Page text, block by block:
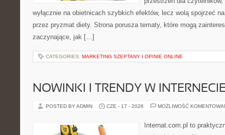
wyłącznie na obietnicach szybkich efektów, lecz wolą spojrzeć
przez pryzmat diety. Strona porusza tematy, które mogą
zaczynające, jak […]
CATEGORIES: MARKETING SZEPTANY I OPINIE ONLINE
NOWINKI I TRENDY W
POSTED BY ADMIN CZE - 17 - 2026 MOŻLIWOŚĆ
Internat.com.pl to